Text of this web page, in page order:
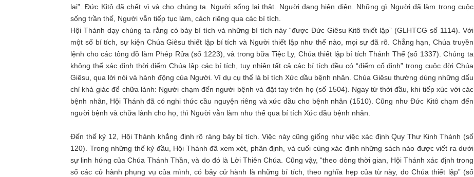
lại”. Đức Kitô đã chết vì và cho chúng ta. Người sống lại thật. Người đang hiện diện. Những gì Người đã làm trong cuộc
sống trần thế, Người vẫn tiếp tục làm, cách riêng qua các bí tích.
Hội Thánh dạy chúng ta rằng có bảy bí tích và những bí tích này “được Đức Giêsu Kitô thiết lập” (GLHTCG số 1114). Với
một số bí tích, sự kiện Chúa Giêsu thiết lập bí tích và Người thiết lập như thế nào, mọi sự đã rõ. Chẳng hạn, Chúa truyền
lệnh cho các tông đồ làm Phép Rửa (số 1223), và trong bữa Tiệc Ly, Chúa thiết lập bí tích Thánh Thể (số 1337). Chúng ta
không thể xác định thời điểm Chúa lập các bí tích, tuy nhiên tất cả các bí tích đều có “điểm cố định” trong cuộc đời Chúa
Giêsu, qua lời nói và hành động của Người. Ví dụ cụ thể là bí tích Xức dầu bệnh nhân. Chúa Giêsu thường dùng những dấu
chỉ khả giác để chữa lành: Người chạm đến người bệnh và đặt tay trên họ (số 1504). Ngay từ thời đầu, khi tiếp xúc với các
bệnh nhân, Hội Thánh đã có nghi thức cầu nguyện riêng và xức dầu cho bệnh nhân (1510). Cũng như Đức Kitô chạm đến
người bệnh và chữa lành cho họ, thì Người vẫn làm như thế qua bí tích Xức dầu bệnh nhân.
Đến thế kỷ 12, Hội Thánh khẳng định rõ ràng bảy bí tích. Việc này cũng giống như việc xác định Quy Thư Kinh Thánh (số
120). Trong những thế kỷ đầu, Hội Thánh đã xem xét, phân định, và cuối cùng xác định những sách nào được viết ra dưới
sự linh hứng của Chúa Thánh Thần, và do đó là Lời Thiên Chúa. Cũng vậy, “theo dòng thời gian, Hội Thánh xác định trong
số các cử hành phụng vụ của mình, có bảy cử hành là những bí tích, theo nghĩa hẹp của từ này, do Chúa thiết lập” (số